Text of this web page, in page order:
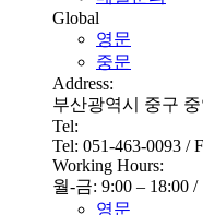
Global
영문
중문
Address:
부산광역시 중구
Tel:
Tel: 051-463-0093 /
Working Hours:
월-금: 9:00 – 18:00
영문